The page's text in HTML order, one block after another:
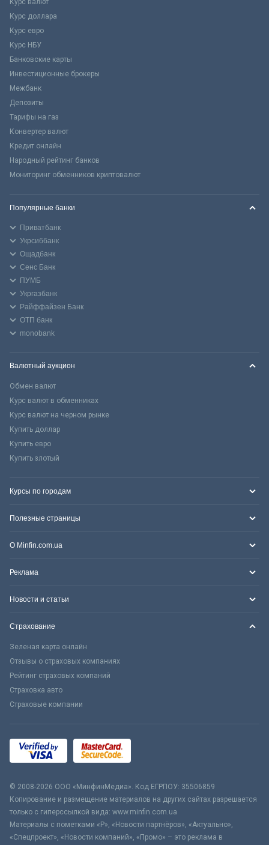
Курс доллара
Курс евро
Курс НБУ
Банковские карты
Инвестиционные брокеры
Межбанк
Депозиты
Тарифы на газ
Конвертер валют
Кредит онлайн
Народный рейтинг банков
Мониторинг обменников криптовалют
Популярные банки
Приватбанк
Укрсиббанк
Ощадбанк
Сенс Банк
ПУМБ
Укргазбанк
Райффайзен Банк
ОТП банк
monobank
Валютный аукцион
Обмен валют
Курс валют в обменниках
Курс валют на черном рынке
Купить доллар
Купить евро
Купить злотый
Курсы по городам
Полезные страницы
О Minfin.com.ua
Реклама
Новости и статьи
Страхование
Зеленая карта онлайн
Отзывы о страховых компаниях
Рейтинг страховых компаний
Страховка авто
Страховые компании
© 2008-2026 ООО «МинфинМедиа». Код ЕГРПОУ: 35506859
Копирование и размещение материалов на других сайтах разрешается
только с гиперссылкой вида: www.minfin.com.ua
Материалы с пометками «Р», «Новости партнёров», «Актуально»,
«Спецпроект», «Новости компаний», «Промо» – это реклама в